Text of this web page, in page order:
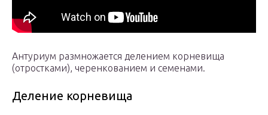
Антуриум размножается делением корневища
(отростками), черенкованием и семенами.
Деление корневища